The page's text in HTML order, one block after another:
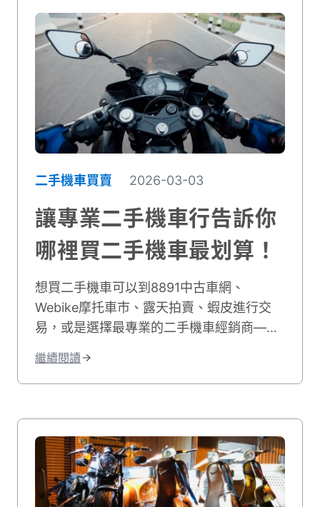
二手機車買賣 2026-03-03
讓專業二手機車行告訴你
哪裡買二手機車最划算！
想買二手機車可以到8891中古車網、
Webike摩托車市、露天拍賣、蝦皮進行交
易，或是選擇最專業的二手機車經銷商——
布全台、好評不斷，買二手摩托車來這裡就
對了！
繼續閱讀